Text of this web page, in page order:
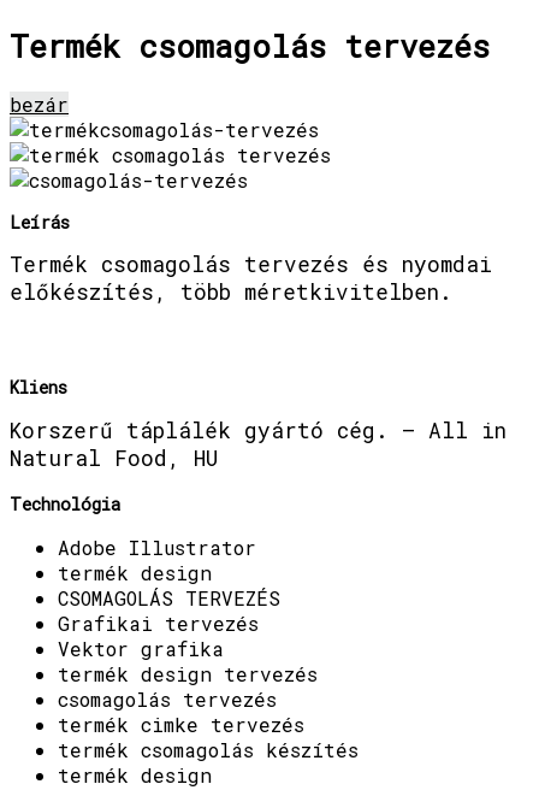
Termék csomagolás tervezés
bezár
Leírás
Termék csomagolás tervezés és nyomdai
előkészítés, több méretkivitelben.
Kliens
Korszerű táplálék gyártó cég. – All in
Natural Food, HU
Technológia
Adobe Illustrator
termék design
CSOMAGOLÁS TERVEZÉS
Grafikai tervezés
Vektor grafika
termék design tervezés
csomagolás tervezés
termék cimke tervezés
termék csomagolás készítés
termék design